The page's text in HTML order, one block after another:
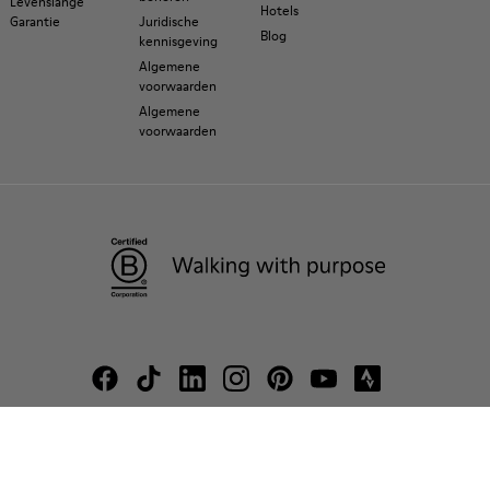
Garantie
Juridische
kennisgeving
Algemene
voorwaarden
Algemene
voorwaarden
Hotels
Blog